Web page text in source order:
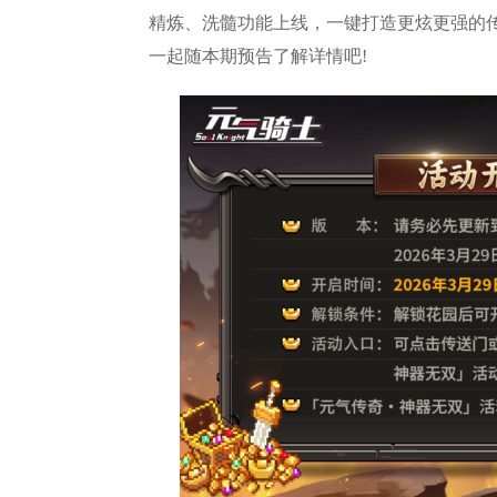
精炼、洗髓功能上线，一键打造更炫更强的
一起随本期预告了解详情吧!